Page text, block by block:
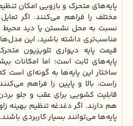
پایه‌های متحرک و بازویی امکان
مختلف را فراهم می‌کنند. اگر
نسبت به محل نشستن یا دید محیط
مناسب‌تری داشته باشید، این
قیمت پایه دیواری تلویزیون
پایه‌های ثابت است؛ اما امکانات
ساختار این پایه‌ها به گونه‌ای
راست، بالا و پایین را فراهم
قابلیت کشویی برای عقب و جلو
هم دارند. اگر دغدغه‌ تنظیم بهینه
پایه‌ها می‌توانند بسیار کاربردی باشند.